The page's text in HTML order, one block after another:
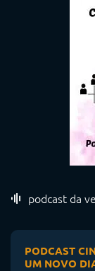
podcast da
PODCAST
UM NOVO